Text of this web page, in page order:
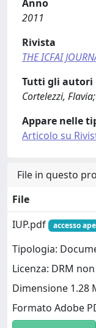
Anno
2011
Rivista
THE ICFAI
Tutti gli autori
Cortelezzi,
Appare nelle
Articolo su
File in questo
File
IUP.pdf
accesso
Tipologia:
Licenza: DRM
Dimensione 1.28
Formato Adobe